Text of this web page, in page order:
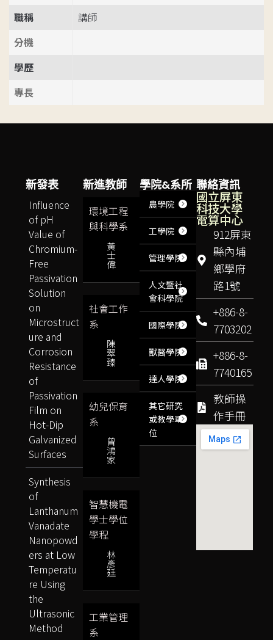
職稱
講師
分機
學歷
專長
聯絡資訊
國立屏東
科技大學
電算中心
912屏東
縣內埔
鄉學府
路1號
+886-8-
7703202
+886-8-
7740165
教師操
作手冊
學院&系所
農學院
工學院
管理學院
人文暨社
會科學院
國際學院
獸醫學院
達人學院
其它研究
或教學單
位
新進教師
環境工程
與科學系
黃
士
偉
社會工作
系
陳
翠
臻
幼兒保育
系
曾
鴻
家
智慧機電
學士學位
學程
林
彥
廷
工業管理
系
新發表
Influence
of pH
Value of
Chromium-
Free
Passivation
Solution
on
Microstruct
ure and
Corrosion
Resistance
of
Passivation
Film on
Hot-Dip
Galvanized
Surfaces
Synthesis
of
Lanthanum
Vanadate
Nanopowd
ers at Low
Temperatu
re Using
the
Ultrasonic
Method